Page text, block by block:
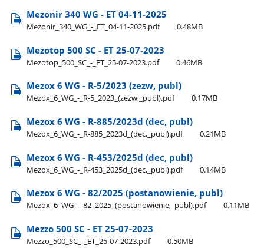
Mezonir 340 WG - ET 04-11-2025
Mezonir​_340​_WG​_-​_ET​_04-11-2025.pdf 0.48MB
Mezotop 500 SC - ET 25-07-2023
Mezotop​_500​_SC​_-​_ET​_25-07-2023.pdf 0.46MB
Mezox 6 WG - R-5/2023 (zezw, publ)
Mezox​_6​_WG​_-​_R-5​_2023​_(zezw,​_publ).pdf 0.17MB
Mezox 6 WG - R-885/2023d (dec, publ)
Mezox​_6​_WG​_-​_R-885​_2023d​_(dec,​_publ).pdf 0.21MB
Mezox 6 WG - R-453/2025d (dec, publ)
Mezox​_6​_WG​_-​_R-453​_2025d​_(dec,​_publ).pdf 0.14MB
Mezox 6 WG - 82/2025 (postanowienie, publ)
Mezox​_6​_WG​_-​_82​_2025​_(postanowienie,​_publ).pdf 0.11MB
Mezzo 500 SC - ET 25-07-2023
Mezzo​_500​_SC​_-​_ET​_25-07-2023.pdf 0.50MB